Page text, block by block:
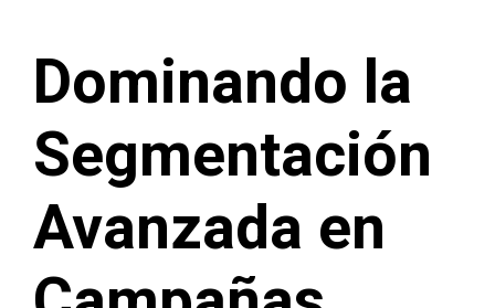
Dominando la
Segmentación
Avanzada en